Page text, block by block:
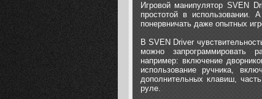
Игровой манипулятор SVEN
простотой в использовании.
понервничать даже опытных
В SVEN Driver
можно запрограммировать
например: включение
использование ручника,
дополнительных клавиш,
руле.